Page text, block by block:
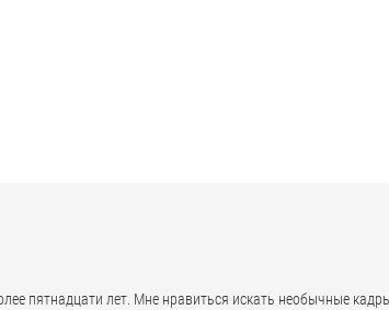
пятнадцати лет. Мне нравиться искать необычные